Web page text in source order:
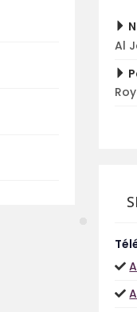
Al